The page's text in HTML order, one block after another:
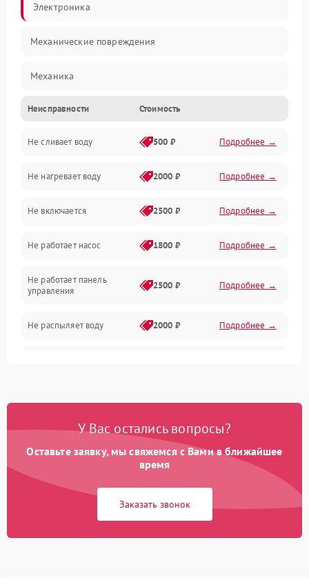
Электроника
Механические повреждения
Механика
Управление
Электропитание
Датчики
Нагрев
Вода
Гигиена
Программное обеспечение
Неисправности Стоимость
Не сливает воду 500 ₽ Подробнее →
Не нагревает воду 2000 ₽ Подробнее →
Не включается 2500 ₽ Подробнее →
Не работает насос 1800 ₽ Подробнее →
Не работает панель
управления
2500 ₽ Подробнее →
Не распыляет воду 2000 ₽ Подробнее →
Проблемы с набором
Не работает сушилка 2100 ₽ Подробнее →
Сбои в работе таймера 1700 ₽
У Вас остались вопросы?
Оставьте заявку, мы свяжемся с Вами в ближайшее
время
Заказать звонок